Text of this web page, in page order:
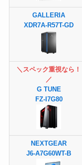
GALLERIA
XDR7A-R57T-GD
＼スペック重視なら！
／
G TUNE
FZ-I7G80
NEXTGEAR
J6-A7G60WT-B